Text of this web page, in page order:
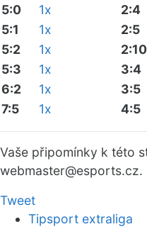
5:0
1x
5:1
1x
5:2
1x
5:3
1x
6:2
1x
7:5
1x
2:4
2:5
2:10
3:4
3:5
4:5
Vaše připomínky k této
webmaster@esports.cz.
Tweet
Tipsport extraliga